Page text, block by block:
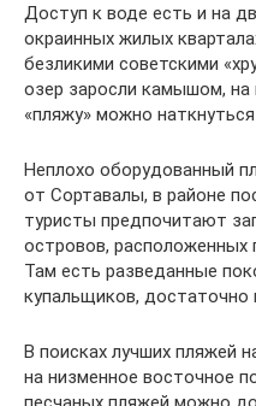
Доступ к воде есть и на
окраинных жилых
безликими советскими
озер заросли камышом, на
«пляжу» можно
Неплохо оборудованный
от Сортавалы, в районе
туристы предпочитают
островов, расположенных
Там есть разведанные
купальщиков, достаточно
В поисках лучших пляжей
на низменное восточное